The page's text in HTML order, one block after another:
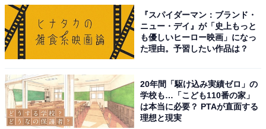
サボってるやつがなぜこんなに給料、ボーナスもらって
るんだ？会社の査定はどうなってるんだ？』とイラっと
しました（40代・女性）」というイラっとダブルパンチ
給料の不公平はやるせないですね。考えないようにしま
しょう……！
『スパイダーマン：ブランド・
ニュー・デイ』が「史上もっと
も優しいヒーロー映画」になっ
た理由。予習したい作品は？
20年間「駆け込み実績ゼロ」の
学校も…「こども110番の家」
は本当に必要？ PTAが直面する
理想と現実